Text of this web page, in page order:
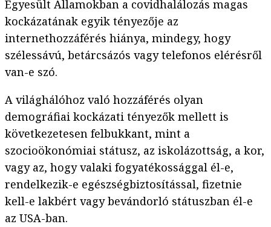
Egyesült Államokban a covidhalálozás magas
kockázatának egyik tényezője az
internethozzáférés hiánya, mindegy, hogy
szélessávú, betárcsázós vagy telefonos elérésről
van-e szó.
A világhálóhoz való hozzáférés olyan
demográfiai kockázati tényezők mellett is
következetesen felbukkant, mint a
szocioökonómiai státusz, az iskolázottság, a kor,
vagy az, hogy valaki fogyatékossággal él-e,
rendelkezik-e egészségbiztosítással, fizetnie
kell-e lakbért vagy bevándorló státuszban él-e
az USA-ban.